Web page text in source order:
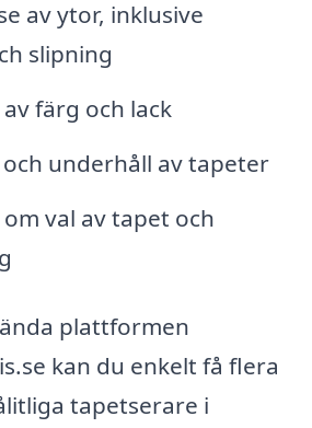
av ytor, inklusive
slipning
färg och lack
underhåll av tapeter
val av tapet och
plattformen
kan du enkelt få flera
tapetserare i